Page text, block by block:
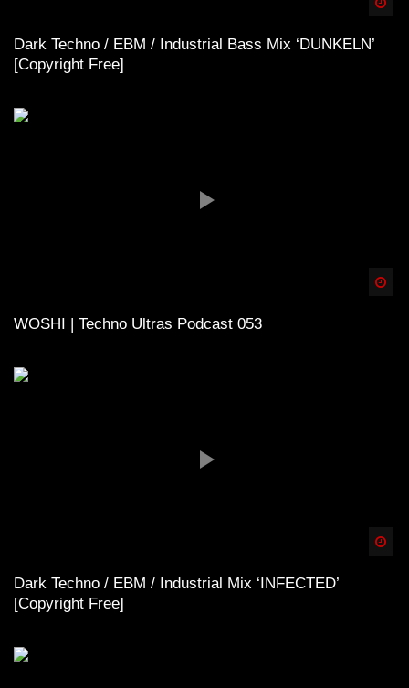
Dark Techno / EBM / Industrial Bass Mix ‘DUNKELN’
[Copyright Free]
WOSHI | Techno Ultras Podcast 053
Dark Techno / EBM / Industrial Mix ‘INFECTED’
[Copyright Free]